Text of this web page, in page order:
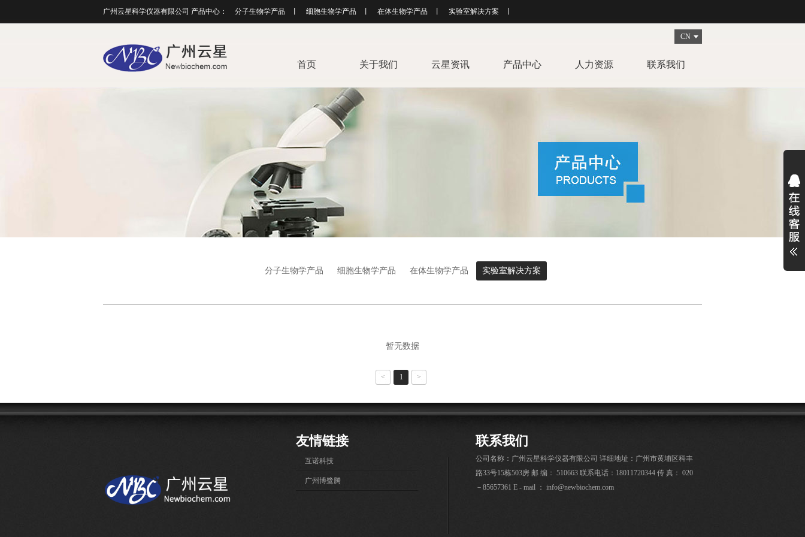
广州云星科学仪器有限公司 产品中心： 分子生物学产品 细胞生物学产品 在体生物学产品 实验室解决方案
CN
首页 关于我们 云星资讯 产品中心 人力资源 联系我们
分子生物学产品 细胞生物学产品 在体生物学产品 实验室解决方案
暂无数据
< 1 >
友情链接
互诺科技
广州博鹭腾
联系我们
公司名称：广州云星科学仪器有限公司 详细地址：广州市黄埔区科丰
路33号15栋503房 邮 编： 510663 联系电话：18011720344 传 真： 020
－85657361 E - mail ： info@newbiochem.com